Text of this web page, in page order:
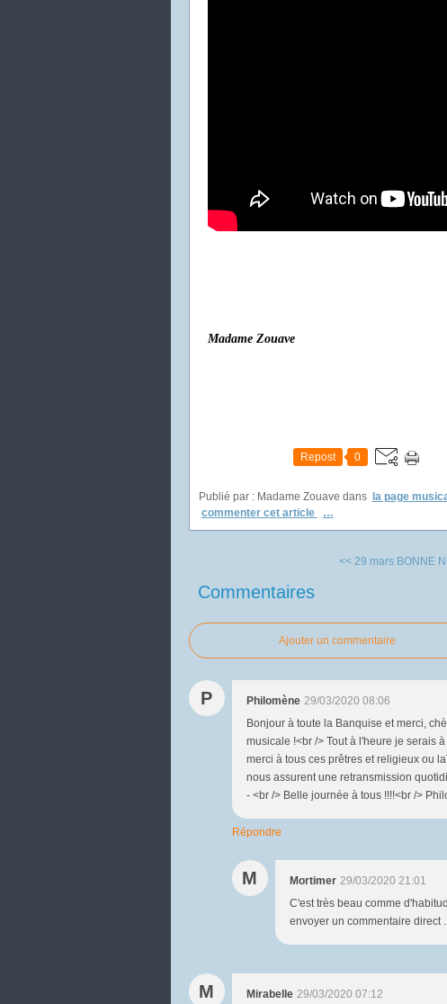
Madame Zouave
Repost 0
Publié par : Madame Zouave dans la page
commenter cet article
…
<< 29 mars BONNE
Commentaires
Ajouter un commentaire
P Philomène 29/03/2020 08:06
Bonjour à toute la Banquise et merci,
musicale !<br /> Tout à l'heure je serais
merci à tous ces prêtres et religieux ou
nous assurent une retransmission
- <br /> Belle journée à tous !!!!<br />
Répondre
M Mortimer 29/03/2020 21:01
C'est très beau comme
envoyer un commentaire direct
M Mirabelle 29/03/2020 07:12